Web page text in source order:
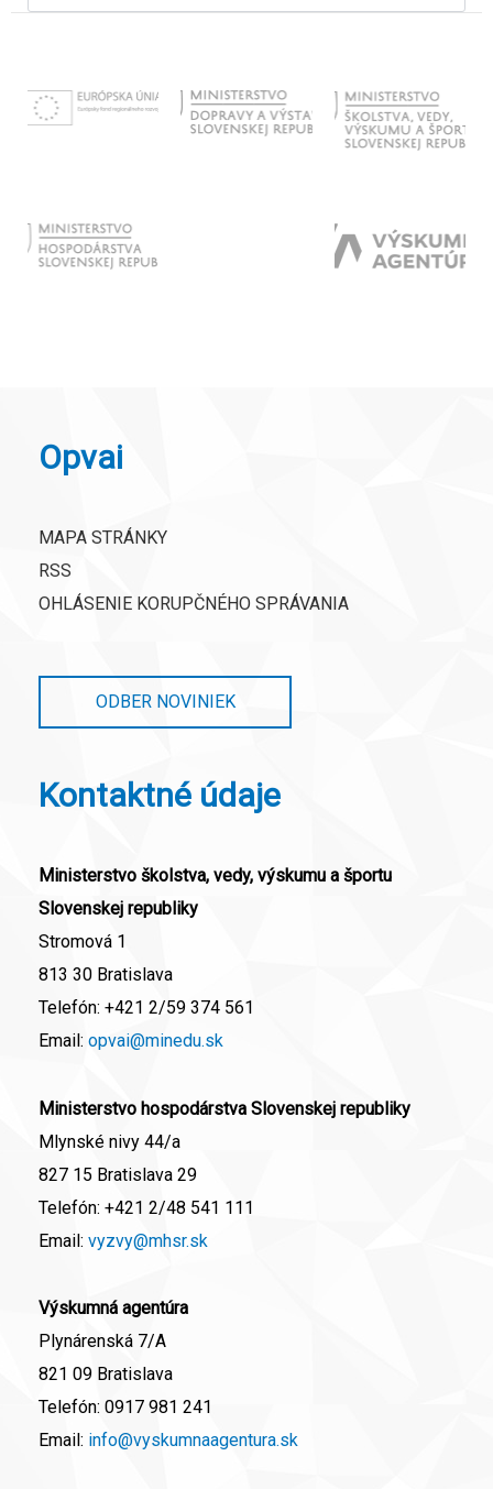
Opvai
MAPA STRÁNKY
RSS
OHLÁSENIE KORUPČNÉHO SPRÁVANIA
ODBER NOVINIEK
Kontaktné údaje
Ministerstvo školstva, vedy, výskumu a športu
Slovenskej republiky
Stromová 1
813 30 Bratislava
Telefón: +421 2/59 374 561
Email: opvai@minedu.sk
Ministerstvo hospodárstva Slovenskej republiky
Mlynské nivy 44/a
827 15 Bratislava 29
Telefón: +421 2/48 541 111
Email: vyzvy@mhsr.sk
Výskumná agentúra
Plynárenská 7/A
821 09 Bratislava
Telefón: 0917 981 241
Email: info@vyskumnaagentura.sk